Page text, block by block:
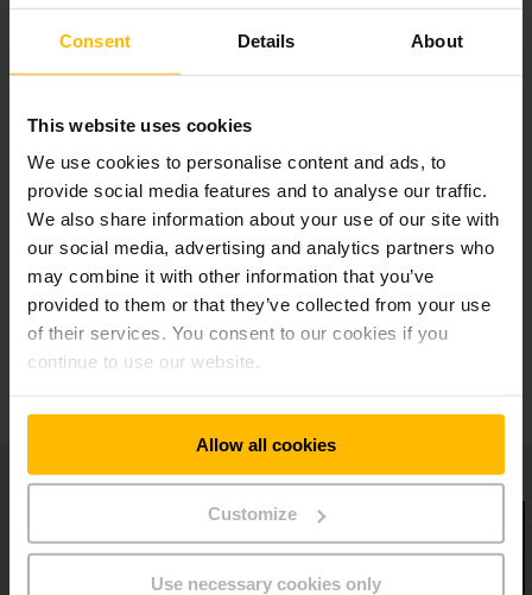
Consent Details About
This website uses cookies
We use cookies to personalise content and ads, to
provide social media features and to analyse our traffic.
We also share information about your use of our site with
our social media, advertising and analytics partners who
may combine it with other information that you’ve
provided to them or that they’ve collected from your use
of their services. You consent to our cookies if you
continue to use our website.
Allow all cookies
Customize
Use necessary cookies only
de sécurité en option
Commande pouvant être adaptée
individuellement
Poste de travail ergonomique